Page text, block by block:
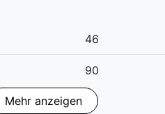
46
90
Matt
Mehr anzeigen